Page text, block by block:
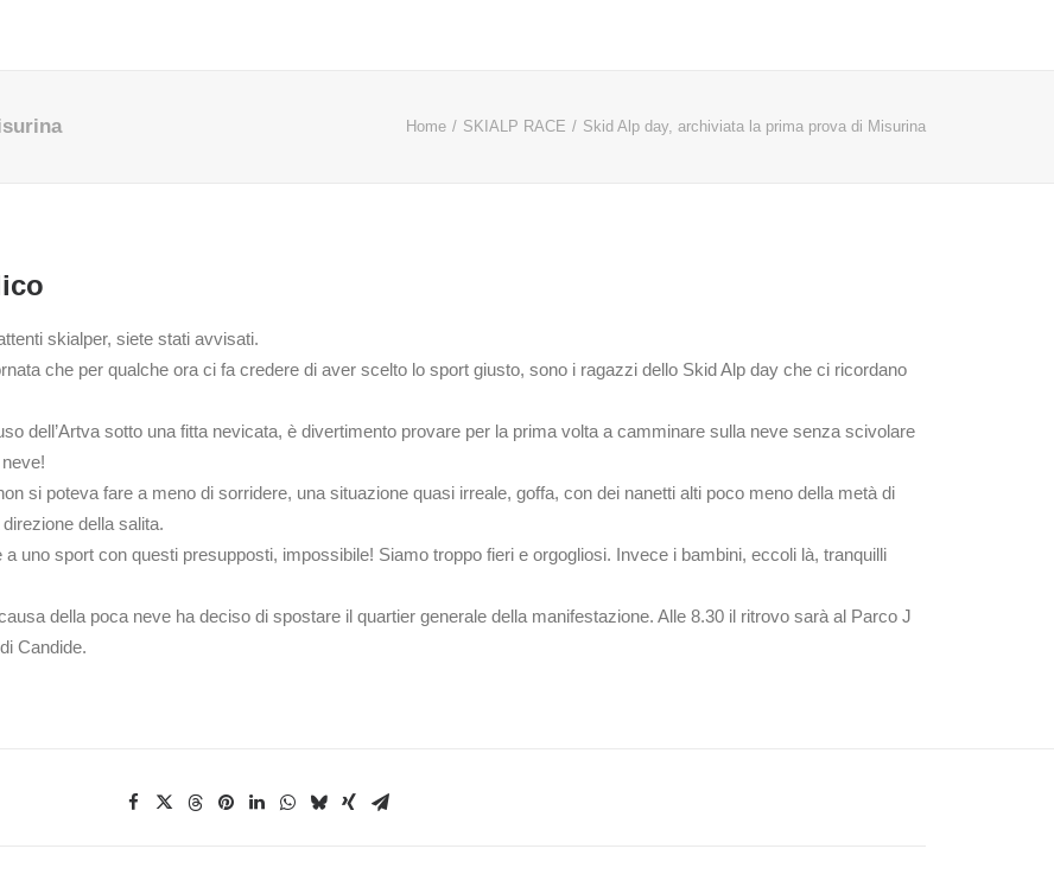
Home SKIALP RACE Skid Alp day, archiviata la prima prova di Misurina
skialper, siete stati avvisati.
che per qualche ora ci fa credere di aver scelto lo sport giusto, sono i ragazzi dello Skid Alp day che ci ricordano
dell’Artva sotto una fitta nevicata, è divertimento provare per la prima volta a camminare sulla neve senza scivolare
si poteva fare a meno di sorridere, una situazione quasi irreale, goffa, con dei nanetti alti poco meno della metà di
della salita.
uno sport con questi presupposti, impossibile! Siamo troppo fieri e orgogliosi. Invece i bambini, eccoli là, tranquilli
della poca neve ha deciso di spostare il quartier generale della manifestazione. Alle 8.30 il ritrovo sarà al Parco J
Candide.